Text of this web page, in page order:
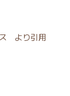
より引用